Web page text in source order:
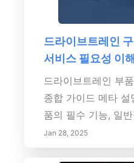
해 보세요. 효율적
임에 대한 귀중한
다. 바쁜 직장인이나
리하고자 하는 경우
릭스는 목표를 달성
을 향상시킬 수 있는
제공합니다. 압도당
연장하여 비싼 교체
지보수에 대한 규제
및 법적 비용 회피
한 모범 사례:* 자산
사항에 따른 상세한
유지보수 관리 소프
입으로 프로세스 간
상 현상 보고 장려를
문화 조성* 주요 문
드라이브트레인
서비스 필요성 이
드라이브트레인 부
종합 가이드 메타
품의 필수 기능, 일
수 최선 사례를 알아
가이드를 통해 차량
Jan 28, 2025